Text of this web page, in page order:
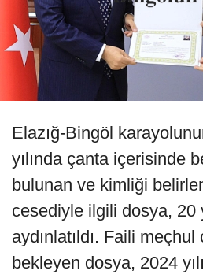
Elazığ-Bingöl
yılında çanta içerisinde
bulunan ve kimliği
cesediyle ilgili dosya, 20
aydınlatıldı. Faili
bekleyen dosya, 2024